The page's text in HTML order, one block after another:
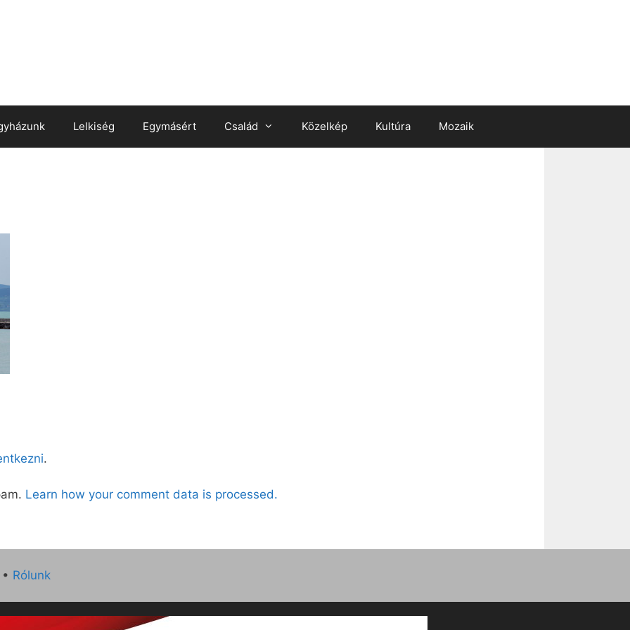
Lelkiség Egymásért Család Közelkép Kultúra Mozaik
.
Learn how your comment data is processed.
• Rólunk